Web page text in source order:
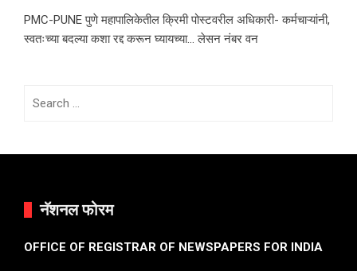
PMC-PUNE पुणे महापालिकेतील क्रिमी पोस्टवरील अधिकारी- कर्मचाऱ्यांनी,
स्वतःच्या बदल्या कशा रद्द करून घ्यायच्या… लेसन नंबर वन
नॅशनल फोरम
OFFICE OF REGISTRAR OF NEWSPAPERS FOR INDIA